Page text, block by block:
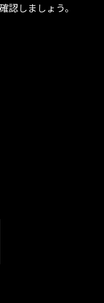
しましょう。